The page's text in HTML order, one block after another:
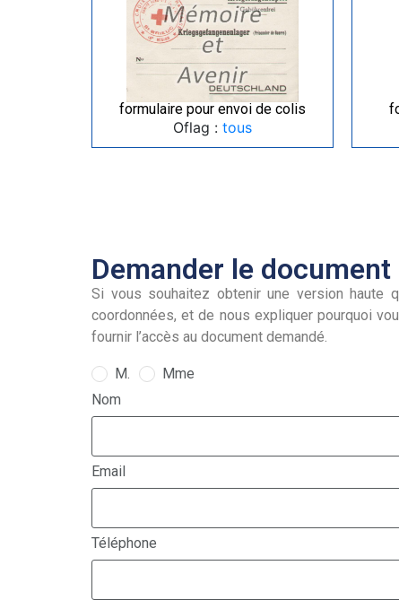
formulaire pour envoi de colis
Oflag : tous
Demander le
Si vous souhaitez obtenir une version haute
coordonnées, et de nous expliquer pourquoi
fournir l’accès au document demandé.
M.
Mme
Nom
Email
Téléphone